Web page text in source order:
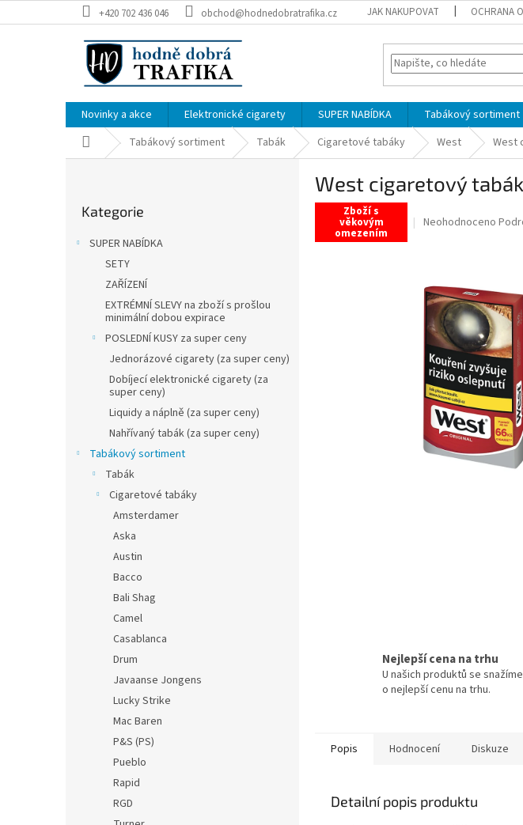
na
+420 702 436 046 obchod@hodnedobratrafika.cz JAK NAKUPOVAT OCHRANA
Novinky a akce Elektronické cigarety SUPER NABÍDKA Tabákový sortiment
Domů Tabákový sortiment Tabák Cigaretové tabáky West West
kategorie
Kategorie
SUPER NABÍDKA
SETY
ZAŘÍZENÍ
EXTRÉMNÍ SLEVY na zboží s prošlou
minimální dobou expirace
POSLEDNÍ KUSY za super ceny
Jednorázové cigarety (za super ceny)
Dobíjecí elektronické cigarety (za
super ceny)
Liquidy a náplně (za super ceny)
Nahřívaný tabák (za super ceny)
Tabákový sortiment
Tabák
Cigaretové tabáky
Amsterdamer
Aska
Austin
Bacco
Bali Shag
Camel
Casablanca
Drum
Javaanse Jongens
Lucky Strike
Mac Baren
P&S (PS)
Pueblo
Rapid
RGD
West cigaretový
Zboží s
věkovým
omezením
Průměrné
z
5
hvězdiček.
Neohodnoceno
Nejlepší cena na trhu
U našich produktů se snažíme
o nejlepší cenu na trhu.
Popis Hodnocení Diskuze
Detailní popis produktu